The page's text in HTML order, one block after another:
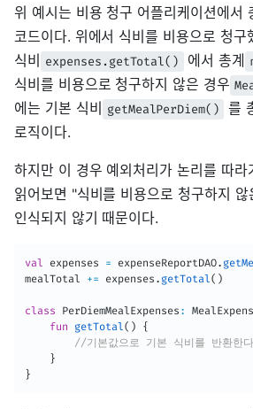
위 예시는 비용 청구 어플리케이션에서
코드이다. 위에서 식비를 비용으로 청구
식비
expenses.getTotal() 에서 총계
식비를 비용으로 청구하지 않은 경우
에는 기본 식비 getMealPerDiem()
를
로직이다.
하지만 이 경우 예외처리가 논리를 따라
읽어보면 "식비를 비용으로 청구하지
인식되지 않기 때문이다.
val expenses = expenseReportDAO.
mealTotal += expenses . getTotal( )
class PerDiemMealExpenses :
fun
getTotal( )
{
//기본값으로 기본 식비를 반환한
}
}